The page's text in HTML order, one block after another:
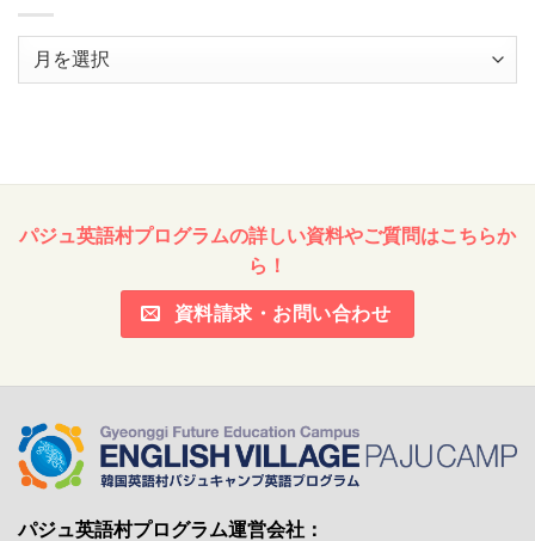
パジュ英語村プログラムの詳しい資料やご質問はこちらか
ら！
資料請求・お問い合わせ
パジュ英語村プログラム運営会社：